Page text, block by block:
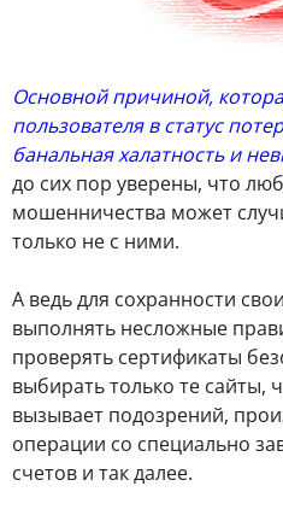
Основной причиной,
пользователя в статус
банальная халатность и
до сих пор уверены, что
мошенничества может
только не с ними.
А ведь для сохранности
выполнять несложные
проверять сертификаты
выбирать только те сайты,
вызывает подозрений,
операции со специально
счетов и так далее.